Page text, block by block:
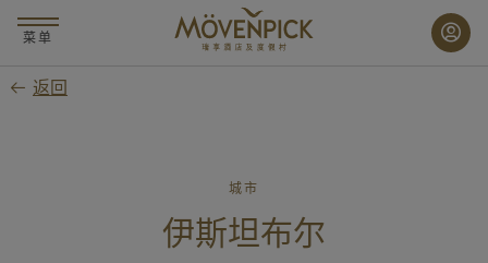
要
菜单
返回
城市
伊斯坦布尔